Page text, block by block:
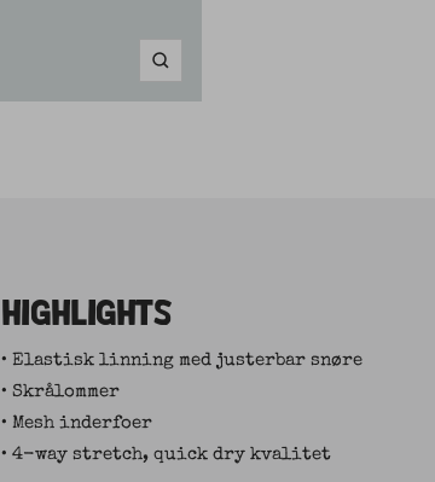
Zoom
HIGHLIGHTS
• Elastisk linning med justerbar snøre
• Skrålommer
• Mesh inderfoer
• 4-way stretch, quick dry kvalitet